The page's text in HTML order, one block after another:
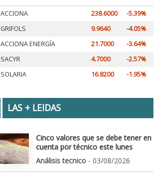
ACCIONA 238.6000
-5.39%
GRIFOLS
9.9640
-4.05%
ACCIONA ENERGÍA
21.7000
-3.64%
SACYR
4.7000
-2.57%
SOLARIA
16.8200 -1.95%
LAS + LEIDAS
Cinco valores que se debe tener en
cuenta por técnico este lunes
Análisis tecnico - 03/08/2026